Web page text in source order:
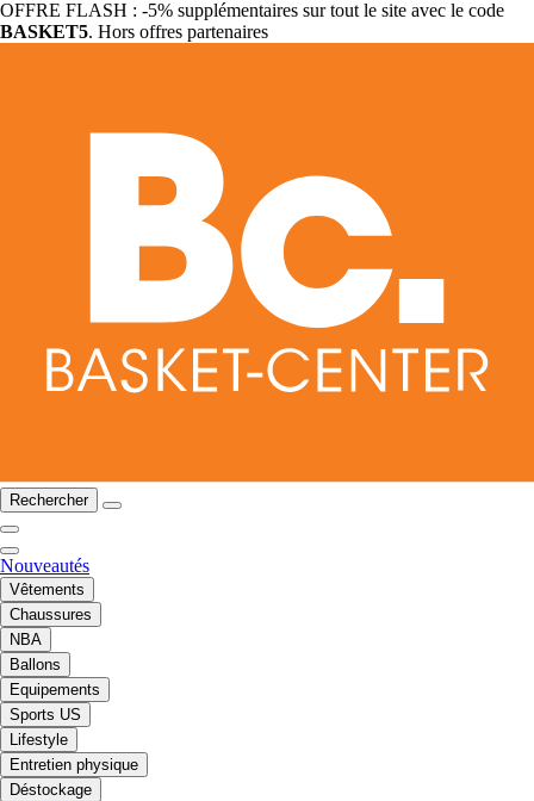
OFFRE FLASH : -5% supplémentaires sur tout le site avec le code
BASKET5. Hors offres partenaires
Rechercher
Nouveautés
Vêtements
Chaussures
NBA
Ballons
Equipements
Sports US
Lifestyle
Entretien physique
Déstockage